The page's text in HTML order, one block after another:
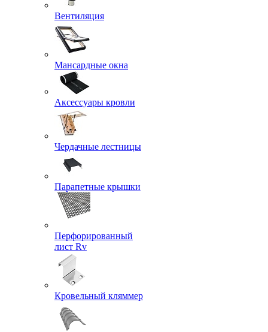
Вентиляция
Мансардные окна
Аксессуары кровли
Чердачные лестницы
Парапетные крышки
Перфорированный
лист Rv
Кровельный кляммер